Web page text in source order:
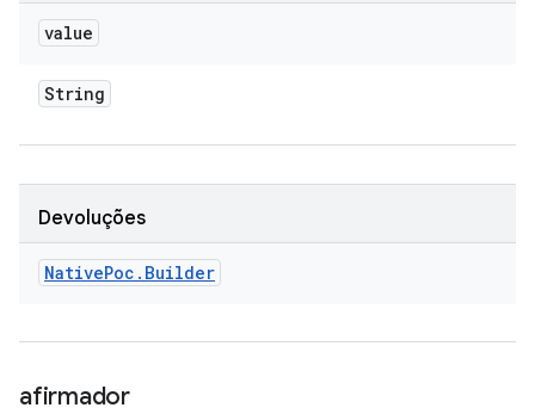
value
String
Devoluções
NativePoc . Builder
afirmador